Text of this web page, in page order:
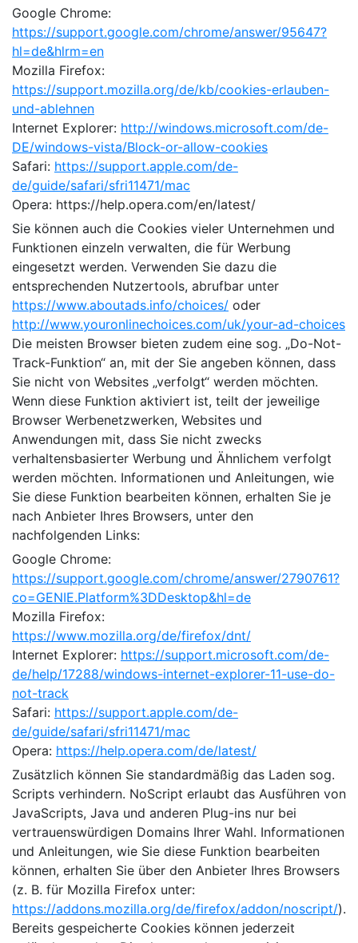
Google Chrome:
https://support.google.com/chrome/answer/95647?
hl=de&hlrm=en
Mozilla Firefox:
https://support.mozilla.org/de/kb/cookies-erlauben-
und-ablehnen
Internet Explorer: http://windows.microsoft.com/de-
DE/windows-vista/Block-or-allow-cookies
Safari: https://support.apple.com/de-
de/guide/safari/sfri11471/mac
Opera: https://help.opera.com/en/latest/
Sie können auch die Cookies vieler Unternehmen und
Funktionen einzeln verwalten, die für Werbung
eingesetzt werden. Verwenden Sie dazu die
entsprechenden Nutzertools, abrufbar unter
https://www.aboutads.info/choices/ oder
http://www.youronlinechoices.com/uk/your-ad-choices
Die meisten Browser bieten zudem eine sog. „Do-Not-
Track-Funktion“ an, mit der Sie angeben können, dass
Sie nicht von Websites „verfolgt“ werden möchten.
Wenn diese Funktion aktiviert ist, teilt der jeweilige
Browser Werbenetzwerken, Websites und
Anwendungen mit, dass Sie nicht zwecks
verhaltensbasierter Werbung und Ähnlichem verfolgt
werden möchten. Informationen und Anleitungen, wie
Sie diese Funktion bearbeiten können, erhalten Sie je
nach Anbieter Ihres Browsers, unter den
nachfolgenden Links:
Google Chrome:
https://support.google.com/chrome/answer/2790761?
co=GENIE.Platform%3DDesktop&hl=de
Mozilla Firefox:
https://www.mozilla.org/de/firefox/dnt/
Internet Explorer: https://support.microsoft.com/de-
de/help/17288/windows-internet-explorer-11-use-do-
not-track
Safari: https://support.apple.com/de-
de/guide/safari/sfri11471/mac
Opera: https://help.opera.com/de/latest/
Zusätzlich können Sie standardmäßig das Laden sog.
Scripts verhindern. NoScript erlaubt das Ausführen von
JavaScripts, Java und anderen Plug-ins nur bei
vertrauenswürdigen Domains Ihrer Wahl. Informationen
und Anleitungen, wie Sie diese Funktion bearbeiten
können, erhalten Sie über den Anbieter Ihres Browsers
(z. B. für Mozilla Firefox unter:
https://addons.mozilla.org/de/firefox/addon/noscript/).
Bereits gespeicherte Cookies können jederzeit